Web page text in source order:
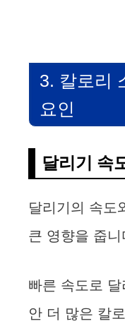
3. 칼로리
요인
달리기 속
달리기의 속도
큰 영향을 줍니
빠른 속도로
안 더 많은 칼